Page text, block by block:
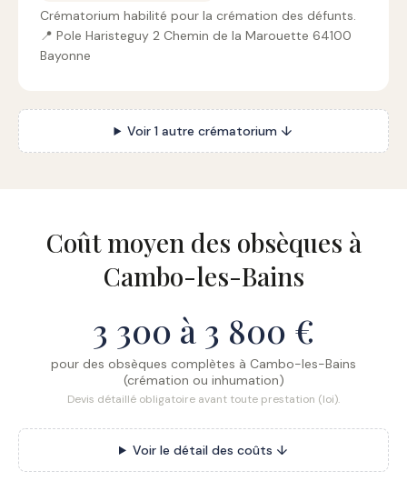
Crématorium habilité pour la crémation des défunts.
📍 Pole Haristeguy 2 Chemin de la Marouette 64100
Bayonne
Voir 1 autre crématorium ↓
Coût moyen des obsèques à
Cambo-les-Bains
3 300 à 3 800 €
pour des obsèques complètes à Cambo-les-Bains
(crémation ou inhumation)
Devis détaillé obligatoire avant toute prestation (loi).
Voir le détail des coûts ↓